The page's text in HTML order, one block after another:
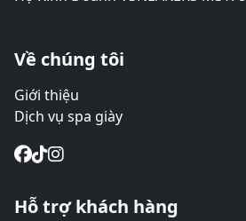
Về chúng tôi
Giới thiệu
Dịch vụ spa giày
Hỗ trợ khách hàng